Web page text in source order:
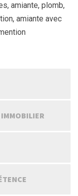
amiante, plomb,
amiante avec